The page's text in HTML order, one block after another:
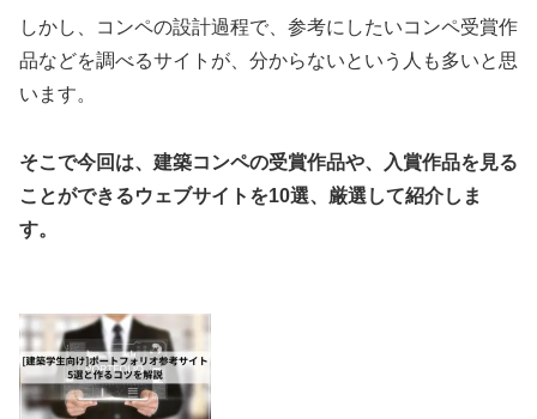
しかし、コンペの設計過程で、参考にしたいコンペ受賞作
品などを調べるサイトが、分からないという人も多いと思
います。
そこで今回は、建築コンペの受賞作品や、入賞作品を見る
ことができるウェブサイトを10選、厳選して紹介しま
す。